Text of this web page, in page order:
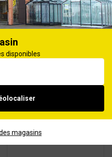
Dalle de plancher OSB
3 250x125cm ép. 9mm
disponibles
magasins